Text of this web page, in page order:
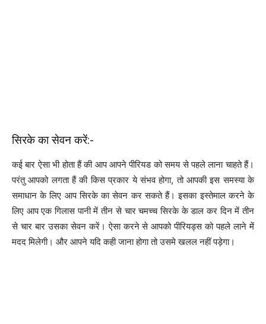
सिरके का सेवन करें:-
कई बार ऐसा भी होता हैं की आप आपने पीरियड को समय से पहले लाना चाहते हैं।
परंतु आपको लगता हैं की किस प्रकार ये संभव होगा, तो आपकी इस समस्या के
समाधान के लिए आप सिरके का सेवन कर सकते हैं। इसका इस्तेमाल करने के
लिए आप एक गिलास पानी में तीन से चार चमच्च सिरके के डाल कर दिन में तीन
से चार बार उसका सेवन करें। ऐसा करने से आपको पीरियड्स को पहले लाने में
मदद मिलेगी। और आपने यदि कही जाना होगा तो उसमे खलल नहीं पड़ेगा।